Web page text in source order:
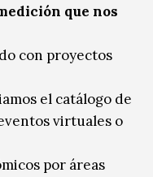
que nos
con proyectos
el catálogo de
virtuales o
por áreas